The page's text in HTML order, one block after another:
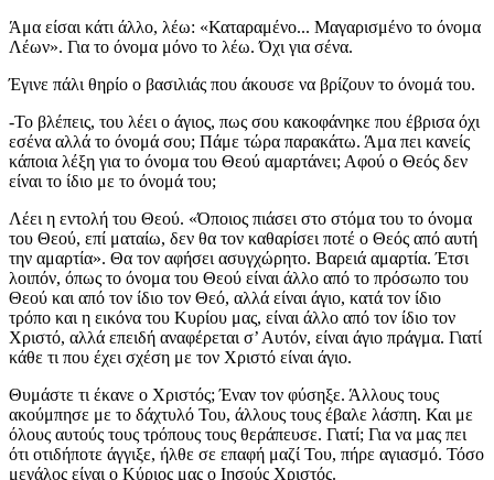
Άμα είσαι κάτι άλλο, λέω: «Καταραμένο... Μαγαρισμένο το όνομα
Λέων». Για το όνομα μόνο το λέω. Όχι για σένα.
Έγινε πάλι θηρίο ο βασιλιάς που άκουσε να βρίζουν το όνομά του.
-Το βλέπεις, του λέει ο άγιος, πως σου κακοφάνηκε που έβρισα όχι
εσένα αλλά το όνομά σου; Πάμε τώρα παρακάτω. Άμα πει κανείς
κάποια λέξη για το όνομα του Θεού αμαρτάνει; Αφού ο Θεός δεν
είναι το ίδιο με το όνομά του;
Λέει η εντολή του Θεού. «Όποιος πιάσει στο στόμα του το όνομα
του Θεού, επί ματαίω, δεν θα τον καθαρίσει ποτέ ο Θεός από αυτή
την αμαρτία». Θα τον αφήσει ασυγχώρητο. Βαρειά αμαρτία. Έτσι
λοιπόν, όπως το όνομα του Θεού είναι άλλο από το πρόσωπο του
Θεού και από τον ίδιο τον Θεό, αλλά είναι άγιο, κατά τον ίδιο
τρόπο και η εικόνα του Κυρίου μας, είναι άλλο από τον ίδιο τον
Χριστό, αλλά επειδή αναφέρεται σ’ Αυτόν, είναι άγιο πράγμα. Γιατί
κάθε τι που έχει σχέση με τον Χριστό είναι άγιο.
Θυμάστε τι έκανε ο Χριστός; Έναν τον φύσηξε. Άλλους τους
ακούμπησε με το δάχτυλό Του, άλλους τους έβαλε λάσπη. Και με
όλους αυτούς τους τρόπους τους θεράπευσε. Γιατί; Για να μας πει
ότι οτιδήποτε άγγιξε, ήλθε σε επαφή μαζί Του, πήρε αγιασμό. Τόσο
μεγάλος είναι ο Κύριος μας ο Ιησούς Χριστός.